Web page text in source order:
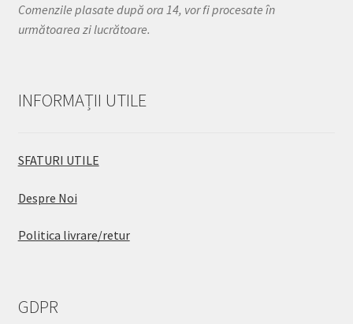
Comenzile plasate după ora 14, vor fi procesate în
următoarea zi lucrătoare.
INFORMAȚII UTILE
SFATURI UTILE
Despre Noi
Politica livrare/retur
GDPR